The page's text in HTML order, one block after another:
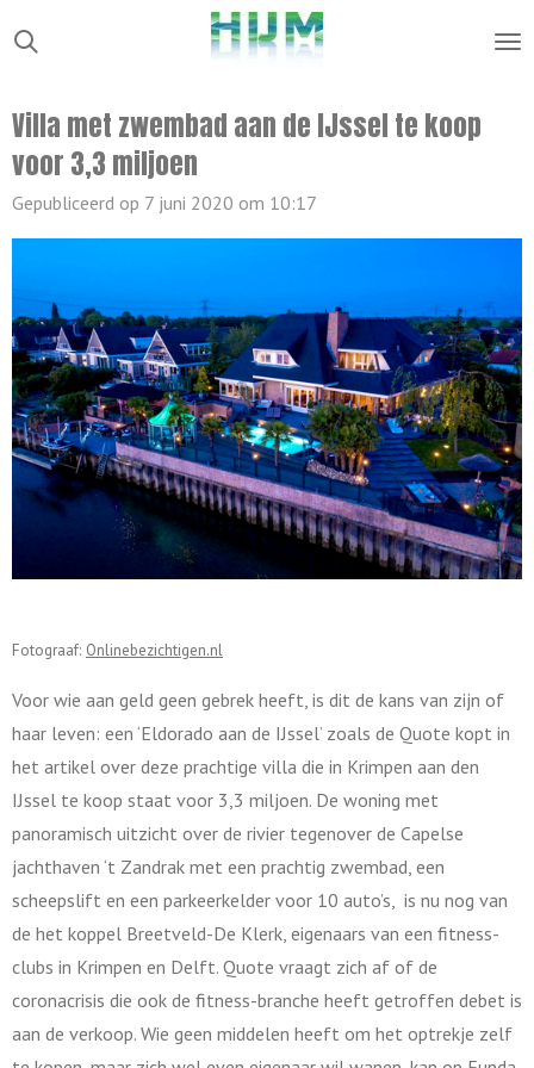
Ga
direct
de
hoofdinhoud
Villa met zwembad aan de IJssel te koop
voor 3,3 miljoen
Gepubliceerd op 7 juni 2020 om 10:17
Fotograaf: Onlinebezichtigen.nl
Voor wie aan geld geen gebrek heeft, is dit de kans van zijn of
haar leven: een ‘Eldorado aan de IJssel’ zoals de Quote kopt in
het artikel over deze prachtige villa die in Krimpen aan den
IJssel te koop staat voor 3,3 miljoen. De woning met
panoramisch uitzicht over de rivier tegenover de Capelse
jachthaven ‘t Zandrak met een prachtig zwembad, een
scheepslift en een parkeerkelder voor 10 auto’s, is nu nog van
de het koppel Breetveld-De Klerk, eigenaars van een fitness-
clubs in Krimpen en Delft. Quote vraagt zich af of de
coronacrisis die ook de fitness-branche heeft getroffen debet is
aan de verkoop. Wie geen middelen heeft om het optrekje zelf